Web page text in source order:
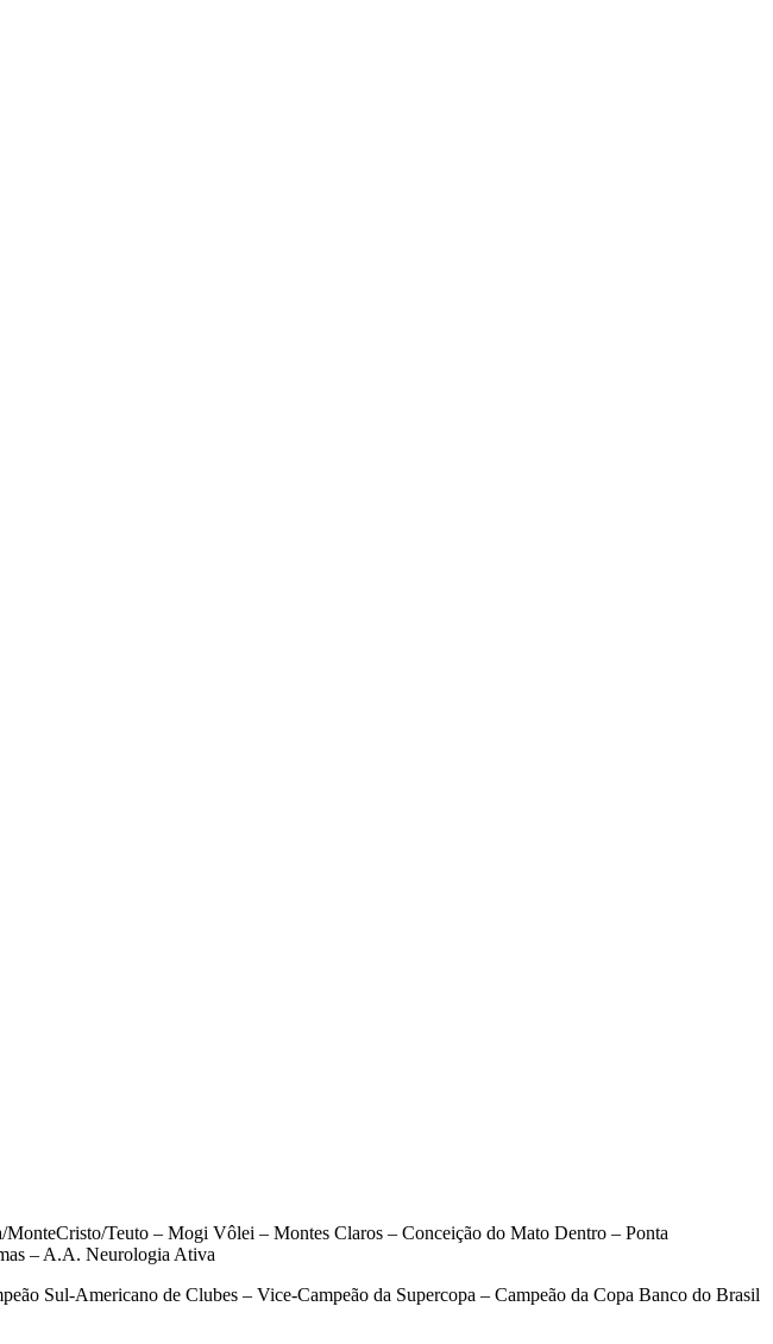
Teuto – Mogi Vôlei – Montes Claros – Conceição do Mato Dentro – Ponta
– A.A. Neurologia Ativa
Sul-Americano de Clubes – Vice-Campeão da Supercopa – Campeão da Copa Banco do Brasil